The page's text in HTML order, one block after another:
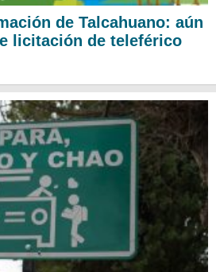
de Talcahuano: aún
licitación de teleférico